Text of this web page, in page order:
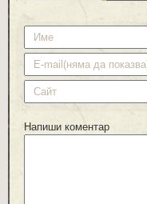
Напиши коментар